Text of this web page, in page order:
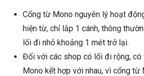
Cổng từ Mono nguyên lý hoạt
hiện từ, chỉ lắp 1 cánh, thông
lối đi nhỏ khoảng 1 mét trở lại.
Đối với các shop có lối đi rộng, có
Mono kết hợp với nhau, vì cổng từ